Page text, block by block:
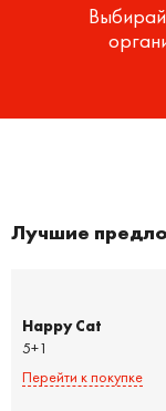
Лучшие
Happy Cat
5+1
Перейти к покупке